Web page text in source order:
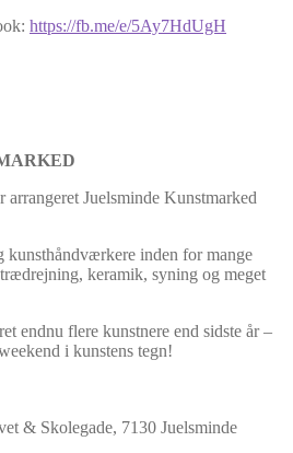
https://fb.me/e/5Ay7HdUgH
arrangeret Juelsminde Kunstmarked
kunsthåndværkere inden for mange
keramik, syning og meget
endnu flere kunstnere end sidste år –
i kunstens tegn!
& Skolegade, 7130 Juelsminde